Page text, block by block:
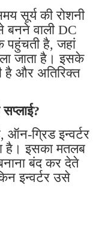
सूर्य की रोशनी
बनने वाली DC
पहुंचती है, जहां
जाता है। इसके
है और अतिरिक्त
ऑन-ग्रिड इन्वर्टर
है। इसका मतलब
बंद कर देते
इन्वर्टर उसे